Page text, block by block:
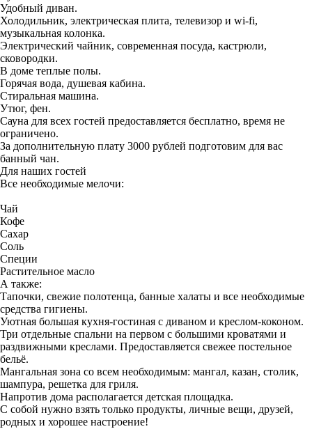
Удобный диван.
Холодильник, электрическая плита, телевизор и wi-fi,
музыкальная колонка.
Электрический чайник, современная посуда, кастрюли,
сковородки.
В доме теплые полы.
Горячая вода, душевая кабина.
Стиральная машина.
Утюг, фен.
Сауна для всех гостей предоставляется бесплатно, время не
ограничено.
За дополнительную плату 3000 рублей подготовим для вас
банный чан.
Для наших гостей
Все необходимые мелочи:
Чай
Кофе
Сахар
Соль
Специи
Растительное масло
А также:
Тапочки, свежие полотенца, банные халаты и все необходимые
средства гигиены.
Уютная большая кухня-гостиная с диваном и креслом-коконом.
Три отдельные спальни на первом с большими кроватями и
раздвижными креслами. Предоставляется свежее постельное
бельё.
Мангальная зона со всем необходимым: мангал, казан, столик,
шампура, решетка для гриля.
Напротив дома располагается детская площадка.
С собой нужно взять только продукты, личные вещи, друзей,
родных и хорошее настроение!